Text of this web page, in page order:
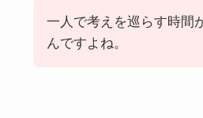
一人で考えを巡らす時間
んですよね。